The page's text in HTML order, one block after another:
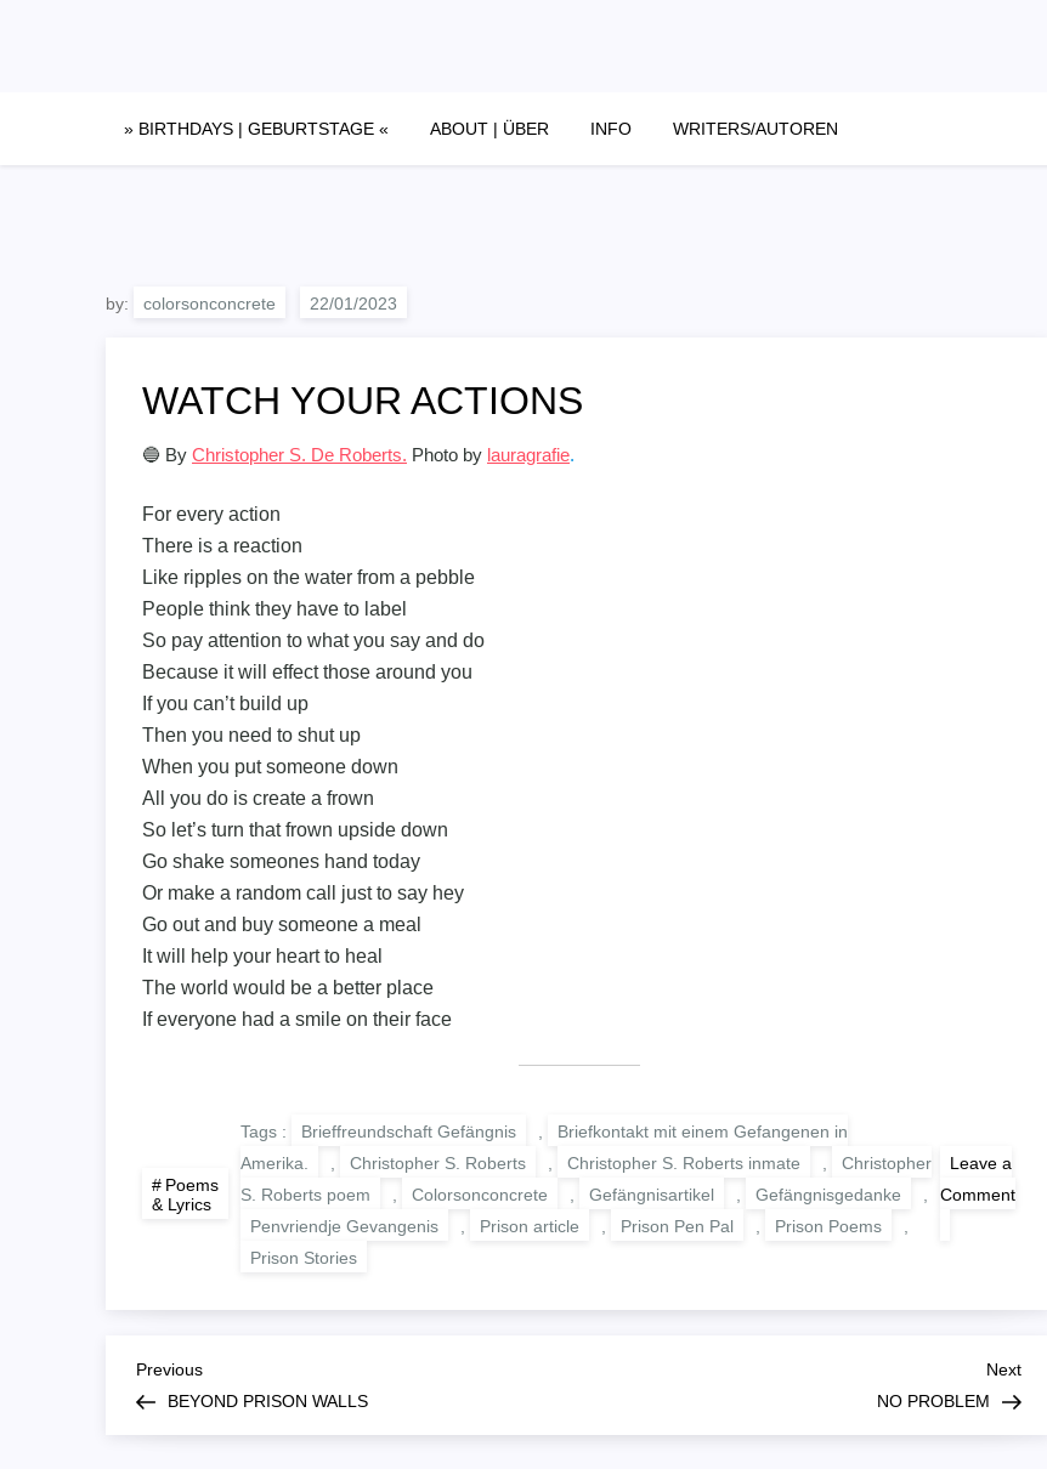
» BIRTHDAYS | GEBURTSTAGE « ABOUT | ÜBER INFO WRITERS/AUTOREN
by: colorsonconcrete
WATCH YOUR ACTIONS
🔵 By Christopher S. De Roberts. Photo by lauragrafie.
For every action
There is a reaction
Like ripples on the water from a pebble
People think they have to label
So pay attention to what you say and do
Because it will effect those around you
If you can’t build up
Then you need to shut up
When you put someone down
All you do is create a frown
So let’s turn that frown upside down
Go shake someones hand today
Or make a random call just to say hey
Go out and buy someone a meal
It will help your heart to heal
The world would be a better place
If everyone had a smile on their face
Poems
& Lyrics
Tags : Brieffreundschaft Gefängnis
Briefkontakt mit einem Gefangenen in
Amerika.
Christopher S. Roberts Christopher S. Roberts inmate
Christopher
S. Roberts poem
Colorsonconcrete Gefängnisartikel Gefängnisgedanke
Penvriendje Gevangenis
Prison article Prison Pen Pal Prison Poems
Prison Stories
Leave a
Comment
B
e
Previous
Post
Previous
BEYOND PRISON WALLS
Next
Post
Next
NO PROBLEM